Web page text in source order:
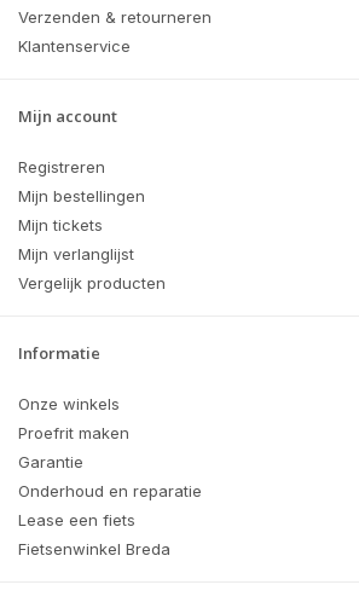
Verzenden & retourneren
Klantenservice
Mijn account
Registreren
Mijn bestellingen
Mijn tickets
Mijn verlanglijst
Vergelijk producten
Informatie
Onze winkels
Proefrit maken
Garantie
Onderhoud en reparatie
Lease een fiets
Fietsenwinkel Breda